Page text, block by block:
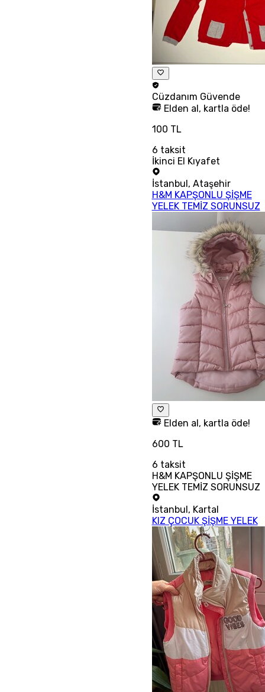
Cüzdanım Güvende
Elden al, kartla öde!
100 TL
6 taksit
İkinci El Kıyafet
İstanbul , Ataşehir
H&M KAPŞONLU ŞİŞME
YELEK TEMİZ SORUNSUZ
Elden al, kartla öde!
600 TL
6 taksit
H&M KAPŞONLU ŞİŞME
YELEK TEMİZ SORUNSUZ
İstanbul, Kartal
KIZ ÇOCUK ŞİŞME YELEK